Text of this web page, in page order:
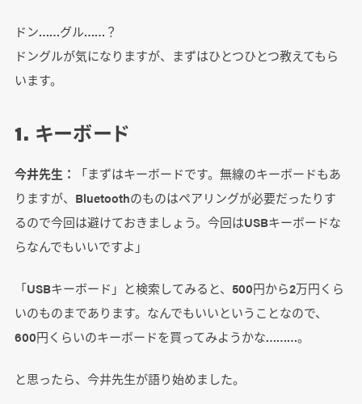
ドン……グル……？
ドングルが気になりますが、まずはひとつひとつ教えてもら
います。
1. キーボード
今井先生：
「まずはキーボードです。無線のキーボードもあ
りますが、Bluetoothのものはペアリングが必要だったりす
るので今回は避けておきましょう。今回はUSBキーボードな
らなんでもいいですよ」
「USBキーボード」と検索してみると、500円から2万円くら
いのものまであります。なんでもいいということなので、
600円くらいのキーボードを買ってみようかな………。
と思ったら、今井先生が語り始めました。